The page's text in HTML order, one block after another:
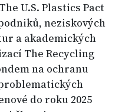
U.S. Plastics Pact
neziskových
a akademických
The Recycling
na ochranu
do roku 2025